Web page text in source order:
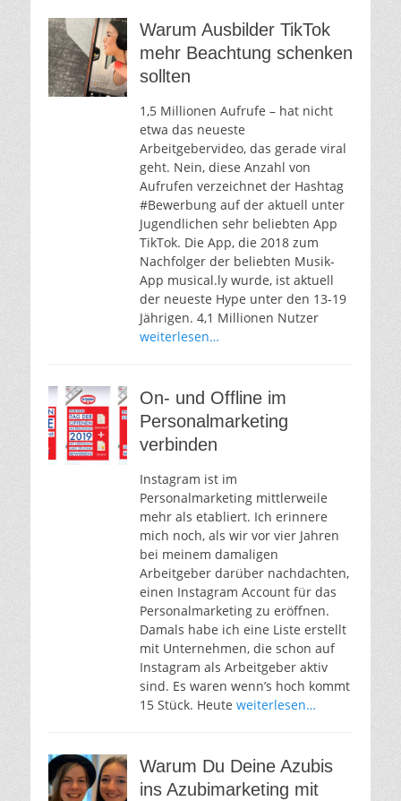
Warum Ausbilder TikTok
mehr Beachtung schenken
sollten
1,5 Millionen Aufrufe – hat nicht
etwa das neueste
Arbeitgebervideo, das gerade viral
geht. Nein, diese Anzahl von
Aufrufen verzeichnet der Hashtag
#Bewerbung auf der aktuell unter
Jugendlichen sehr beliebten App
TikTok. Die App, die 2018 zum
Nachfolger der beliebten Musik-
App musical.ly wurde, ist aktuell
der neueste Hype unter den 13-19
Jährigen. 4,1 Millionen Nutzer
weiterlesen…
On- und Offline im
Personalmarketing
verbinden
Instagram ist im
Personalmarketing mittlerweile
mehr als etabliert. Ich erinnere
mich noch, als wir vor vier Jahren
bei meinem damaligen
Arbeitgeber darüber nachdachten,
einen Instagram Account für das
Personalmarketing zu eröffnen.
Damals habe ich eine Liste erstellt
mit Unternehmen, die schon auf
Instagram als Arbeitgeber aktiv
sind. Es waren wenn’s hoch kommt
15 Stück. Heute weiterlesen…
Warum Du Deine Azubis
ins Azubimarketing mit